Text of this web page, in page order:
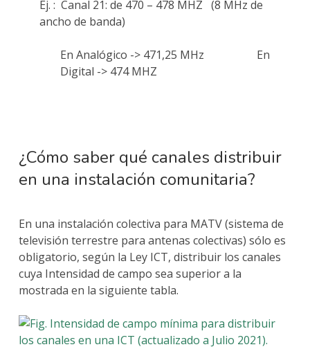
Ej. : Canal 21: de 470 – 478 MHZ (8 MHz de
ancho de banda)
En Analógico -> 471,25 MHz En
Digital -> 474 MHZ
¿Cómo saber qué canales distribuir
en una instalación comunitaria?
En una instalación colectiva para MATV (sistema de
televisión terrestre para antenas colectivas) sólo es
obligatorio, según la Ley ICT, distribuir los canales
cuya Intensidad de campo sea superior a la
mostrada en la siguiente tabla.